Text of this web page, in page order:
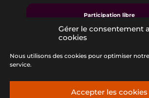
Gérer le consentement
cookies
Nous utilisons des cookies pour optimiser
service.
Accepter les cookies
Participation libre
Renseignements au 04 95 56 26 67 ou